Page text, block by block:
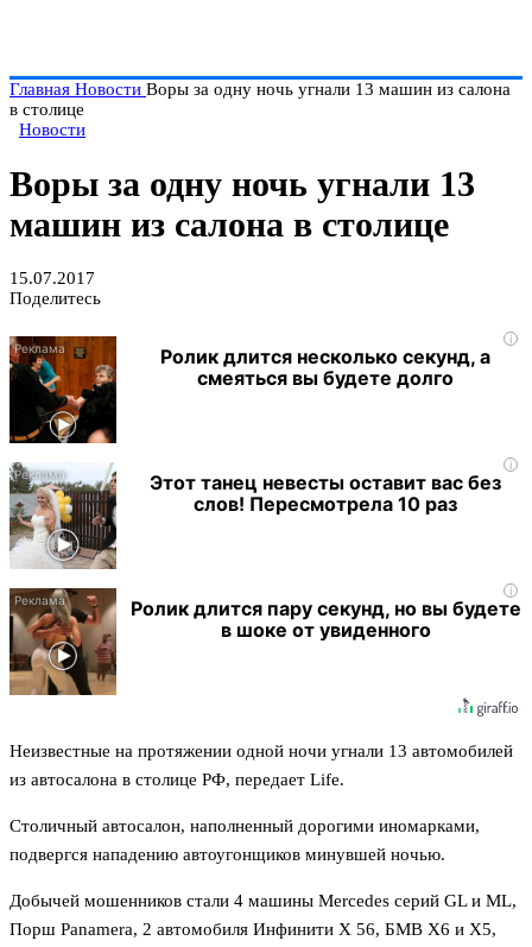
Главная Новости Воры за одну ночь угнали 13 машин из салона
в столице
Новости
Воры за одну ночь угнали 13
машин из салона в столице
15.07.2017
Поделитесь
i
Ролик длится несколько секунд, а
смеяться вы будете долго
i
Этот танец невесты оставит вас без
слов! Пересмотрела 10 раз
i
Ролик длится пару секунд, но вы будете
в шоке от увиденного
Неизвестные на протяжении одной ночи угнали 13 автомобилей
из автосалона в столице РФ, передает Life.
Столичный автосалон, наполненный дорогими иномарками,
подвергся нападению автоугонщиков минувшей ночью.
Добычей мошенников стали 4 машины Mercedes серий GL и ML,
Порш Panamera, 2 автомобиля Инфинити X 56, БМВ X6 и X5,